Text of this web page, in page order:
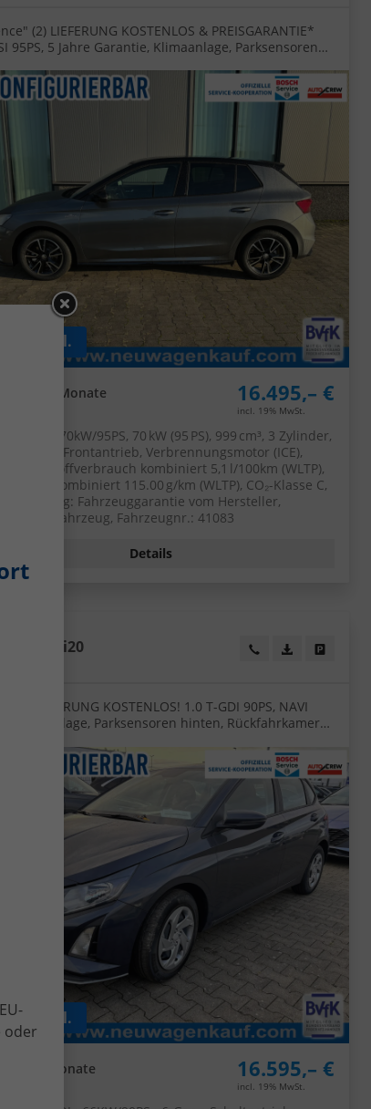
(2) LIEFERUNG KOSTENLOS & PREISGARANTIE*
95PS, 5 Jahre Garantie, Klimaanlage, Parksensoren
Front Assist, Zentralverriegelung mit
Lane Assist
: 3,5 - 5 Monate 16.495,– €
incl. 19% MwSt.
€ mtl.
1.0 TSI 70kW/95PS, 70 kW (95 PS), 999 cm³, 3 Zylinder,
5-Gang, Frontantrieb, Verbrennungsmotor (ICE),
Kraftstoffverbrauch kombiniert 5,1 l/100km (WLTP),
Emission kombiniert 115.00 g/km (WLTP), CO₂-Klasse C,
Fahrzeuggarantie vom Hersteller,
Fahrzeug, Fahrzeugnr.: 41083
Details
drucken i20 Wir rufen Sie an!
PDF-Datei,
LIEFERUNG KOSTENLOS! 1.0 T-GDI 90PS, NAVI
Klimaanlage, Parksensoren hinten, Rückfahrkamera,
Fernlichtassistent, 4x elektr.
: 6 - 9 Monate 16.595,– €
incl. 19% MwSt.
€ mtl.
oder